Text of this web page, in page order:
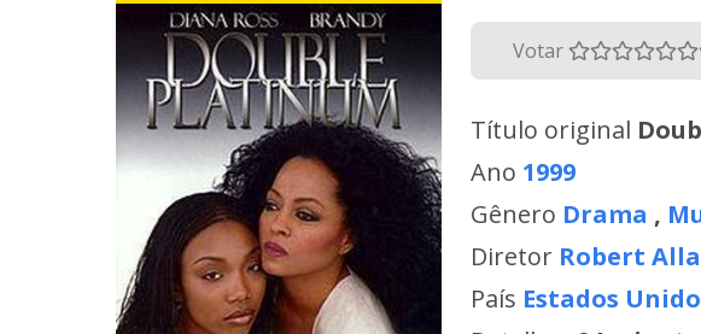
Votar
Título original
Ano 1999
Gênero Drama ,
Diretor Robert
País Estados